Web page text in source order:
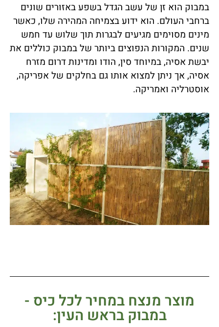
במבוק הוא זן של עשב הגדל בשפע באזורים שונים
ברחבי העולם. הוא ידוע בצמיחה המהירה שלו, כאשר
מינים מסוימים מגיעים לבגרות תוך שלוש עד חמש
שנים. המקורות הנפוצים ביותר של במבוק כוללים את
יבשת אסיה, במיוחד סין, הודו ומדינות דרום מזרח
אסיה, אך ניתן למצוא אותו גם בחלקים של אפריקה,
אוסטרליה ואמריקה.
מוצר מנצח במחיר לכל כיס -
במבוק בראש העין: